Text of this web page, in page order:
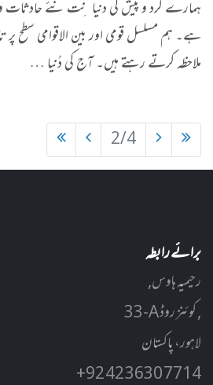
ہمارے گرد و پیش کی دنیا‘ نِت نئے حادثات
ہے۔ ہم مسلسل قومی اور بین الاقوامی سطح
ملاحظہ کرتے رہتے ہیں۔ آج کی دُنیا …
2/4
برائے رابطہ
رحیمیہ ہاوس,
33-A کوئنز روڈ ,
لاہور، پاکستان
+92 42 3630 7714